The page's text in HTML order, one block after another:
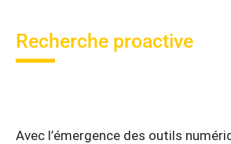
Recherche proactive
Avec l’émergence des outils